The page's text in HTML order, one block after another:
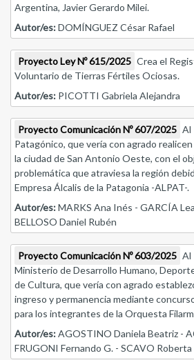
Argentina, Javier Gerardo Milei.
Autor/es:DOMÍNGUEZ César Rafael
Proyecto Ley Nº 615/2025 Crea el
Voluntario de Tierras Fértiles Ociosas.
Autor/es: PICOTTI Gabriela Alejandra
Proyecto Comunicación Nº 607/2025 Al
Patagónico, que vería con agrado
la ciudad de San Antonio Oeste, con el
problemática que atraviesa la región
Empresa Álcalis de la Patagonia -ALPAT-.
Autor/es:MARKS Ana Inés - GARCÍA
BELLOSO Daniel Rubén
Proyecto Comunicación Nº 603/2025 Al
Ministerio de Desarrollo Humano,
de Cultura, que vería con agrado
ingreso y permanencia mediante
para los integrantes de la Orquesta
Autor/es:AGOSTINO Daniela Beatriz -
FRUGONI Fernando G. - SCAVO Roberta